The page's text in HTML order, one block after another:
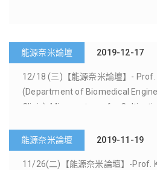
Revzin
Cells
Silva
Rice University女
能源奈米論壇
10/25(五)【能源奈
(Department of
School of Organic
University)-